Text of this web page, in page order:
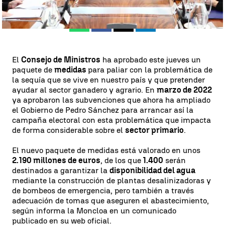
WhatsappFacebook
X Linkedin
El Consejo de Ministros ha aprobado este jueves un
paquete de medidas para paliar con la problemática de
la sequía que se vive en nuestro país y que pretender
ayudar al sector ganadero y agrario. En marzo de 2022
ya aprobaron las subvenciones que ahora ha ampliado
el Gobierno de Pedro Sánchez para arrancar así la
campaña electoral con esta problemática que impacta
de forma considerable sobre el sector primario.
El nuevo paquete de medidas está valorado en unos
2.190 millones de euros, de los que 1.400 serán
destinados a garantizar la disponibilidad del agua
mediante la construcción de plantas desalinizadoras y
de bombeos de emergencia, pero también a través
adecuación de tomas que aseguren el abastecimiento,
según informa la Moncloa en un comunicado
publicado en su web oficial.